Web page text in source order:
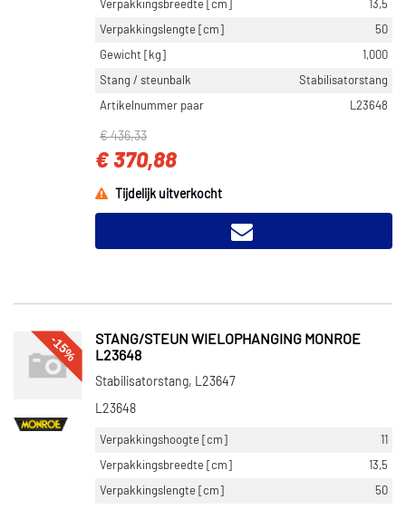
Verpakkingsbreedte [cm]
13,5
Verpakkingslengte [cm]
50
Gewicht [kg]
1,000
Stang / steunbalk
Stabilisatorstang
Artikelnummer paar
L23648
€ 436,33
€ 370,88
Tijdelijk uitverkocht
-15%
STANG/STEUN WIELOPHANGING MONROE
L23648
Stabilisatorstang, L23647
L23648
Verpakkingshoogte [cm]
11
Verpakkingsbreedte [cm]
13,5
Verpakkingslengte [cm]
50